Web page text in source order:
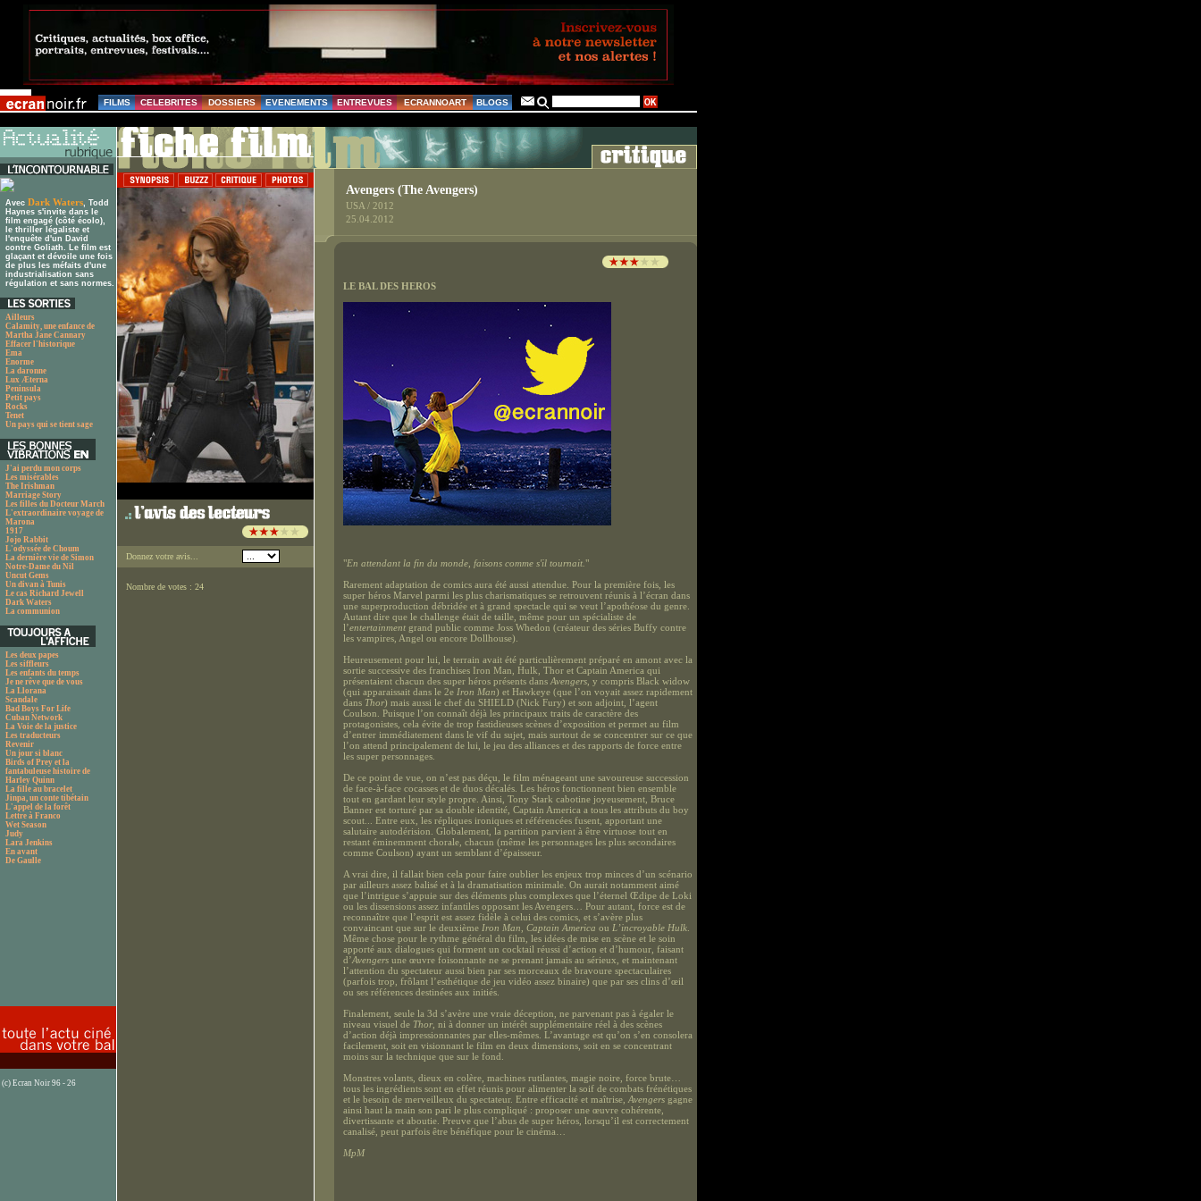
FILMS CELEBRITES DOSSIERS EVENEMENTS ENTREVUES ECRANNOART BLOGS
Avec Dark Waters, Todd
Haynes s'invite dans le
film engagé (côté écolo),
le thriller légaliste et
l'enquête d'un David
contre Goliath. Le film est
glaçant et dévoile une fois
de plus les méfaits d'une
industrialisation sans
régulation et sans normes.
Ailleurs
Calamity, une enfance de
Martha Jane Cannary
Effacer l'historique
Ema
Enorme
La daronne
Lux Æterna
Peninsula
Petit pays
Rocks
Tenet
Un pays qui se tient sage
J'ai perdu mon corps
Les misérables
The Irishman
Marriage Story
Les filles du Docteur March
L'extraordinaire voyage de
Marona
1917
Jojo Rabbit
L'odyssée de Choum
La dernière vie de Simon
Notre-Dame du Nil
Uncut Gems
Un divan à Tunis
Le cas Richard Jewell
Dark Waters
La communion
Les deux papes
Les siffleurs
Les enfants du temps
Je ne rêve que de vous
La Llorana
Scandale
Bad Boys For Life
Cuban Network
La Voie de la justice
Les traducteurs
Revenir
Un jour si blanc
Birds of Prey et la
fantabuleuse histoire de
Harley Quinn
La fille au bracelet
Jinpa, un conte tibétain
L'appel de la forêt
Lettre à Franco
Wet Season
Judy
Lara Jenkins
En avant
De Gaulle
(c) Ecran Noir 96 - 26
Donnez votre avis...
Nombre de votes : 24
Avengers (The Avengers)
USA / 2012
25.04.2012
LE BAL DES HEROS
"En attendant la fin du monde, faisons comme s'il tournait. "
Rarement adaptation de comics aura été aussi attendue. Pour la première fois, les
super héros Marvel parmi les plus charismatiques se retrouvent réunis à l’écran dans
une superproduction débridée et à grand spectacle qui se veut l’apothéose du genre.
Autant dire que le challenge était de taille, même pour un spécialiste de
l’entertainment grand public comme Joss Whedon (créateur des séries Buffy contre
les vampires, Angel ou encore Dollhouse).
Heureusement pour lui, le terrain avait été particulièrement préparé en amont avec la
sortie successive des franchises Iron Man, Hulk, Thor et Captain America qui
présentaient chacun des super héros présents dans Avengers , y compris Black widow
(qui apparaissait dans le 2e Iron Man) et Hawkeye (que l’on voyait assez rapidement
dans Thor) mais aussi le chef du SHIELD (Nick Fury) et son adjoint, l’agent
Coulson. Puisque l’on connaît déjà les principaux traits de caractère des
protagonistes, cela évite de trop fastidieuses scènes d’exposition et permet au film
d’entrer immédiatement dans le vif du sujet, mais surtout de se concentrer sur ce que
l’on attend principalement de lui, le jeu des alliances et des rapports de force entre
les super personnages.
De ce point de vue, on n’est pas déçu, le film ménageant une savoureuse succession
de face-à-face cocasses et de duos décalés. Les héros fonctionnent bien ensemble
tout en gardant leur style propre. Ainsi, Tony Stark cabotine joyeusement, Bruce
Banner est torturé par sa double identité, Captain America a tous les attributs du boy
scout... Entre eux, les répliques ironiques et référencées fusent, apportant une
salutaire autodérision. Globalement, la partition parvient à être virtuose tout en
restant éminemment chorale, chacun (même les personnages les plus secondaires
comme Coulson) ayant un semblant d’épaisseur.
A vrai dire, il fallait bien cela pour faire oublier les enjeux trop minces d’un scénario
par ailleurs assez balisé et à la dramatisation minimale. On aurait notamment aimé
que l’intrigue s’appuie sur des éléments plus complexes que l’éternel Œdipe de Loki
ou les dissensions assez infantiles opposant les Avengers… Pour autant, force est de
reconnaître que l’esprit est assez fidèle à celui des comics, et s’avère plus
convaincant que sur le deuxième Iron Man Captain America ou L’incroyable Hulk
Même chose pour le rythme général du film, les idées de mise en scène et le soin
apporté aux dialogues qui forment un cocktail réussi d’action et d’humour, faisant
d’Avengers une œuvre foisonnante ne se prenant jamais au sérieux, et maintenant
l’attention du spectateur aussi bien par ses morceaux de bravoure spectaculaires
(parfois trop, frôlant l’esthétique de jeu vidéo assez binaire) que par ses clins d’œil
ou ses références destinées aux initiés.
Finalement, seule la 3d s’avère une vraie déception, ne parvenant pas à égaler le
niveau visuel de Thor, ni à donner un intérêt supplémentaire réel à des scènes
d’action déjà impressionnantes par elles-mêmes. L’avantage est qu’on s’en consolera
facilement, soit en visionnant le film en deux dimensions, soit en se concentrant
moins sur la technique que sur le fond.
Monstres volants, dieux en colère, machines rutilantes, magie noire, force brute…
tous les ingrédients sont en effet réunis pour alimenter la soif de combats frénétiques
et le besoin de merveilleux du spectateur. Entre efficacité et maîtrise, Avengers gagne
ainsi haut la main son pari le plus compliqué : proposer une œuvre cohérente,
divertissante et aboutie. Preuve que l’abus de super héros, lorsqu’il est correctement
canalisé, peut parfois être bénéfique pour le cinéma…
MpM